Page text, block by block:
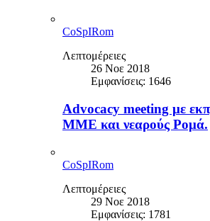
CoSpIRom
Λεπτομέρειες
26 Νοε 2018
Εμφανίσεις: 1646
Advocacy meeting με
ΜΜΕ και νεαρούς Ρομά.
CoSpIRom
Λεπτομέρειες
29 Νοε 2018
Εμφανίσεις: 1781